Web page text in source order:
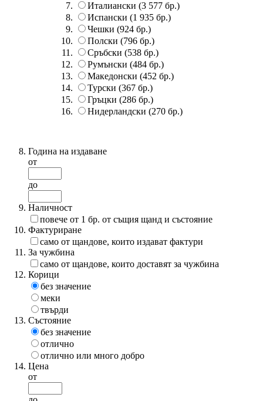
Италиански (3 577 бр.)
Испански (1 935 бр.)
Чешки (924 бр.)
Полски (796 бр.)
Сръбски (538 бр.)
Румънски (484 бр.)
Македонски (452 бр.)
Турски (367 бр.)
Гръцки (286 бр.)
Нидерландски (270 бр.)
Година на издаване
от
до
Наличност
повече от 1 бр. от същия щанд и състояние
Фактуриране
само от щандове, които издават фактури
За чужбина
само от щандове, които доставят за чужбина
Корици
без значение
меки
твърди
Състояние
без значение
отлично
отлично или много добро
Цена
от